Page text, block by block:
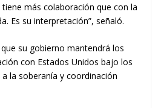
tiene más colaboración que con la
Es su interpretación”, señaló.
su gobierno mantendrá los
con Estados Unidos bajo los
la soberanía y coordinación